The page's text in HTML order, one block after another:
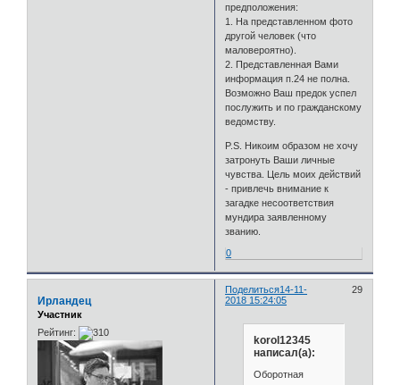
предположения:
1. На представленном фото
другой человек (что
маловероятно).
2. Представленная Вами
информация п.24 не полна.
Возможно Ваш предок успел
послужить и по гражданскому
ведомству.
P.S. Никоим образом не хочу
затронуть Ваши личные
чувства. Цель моих действий
- привлечь внимание к
загадке несоответствия
мундира заявленному
званию.
0
Поделиться 29
14-11-
2018 15:24:05
Ирландец
Участник
Рейтинг:
korol12345
написал(а):
Оборотная